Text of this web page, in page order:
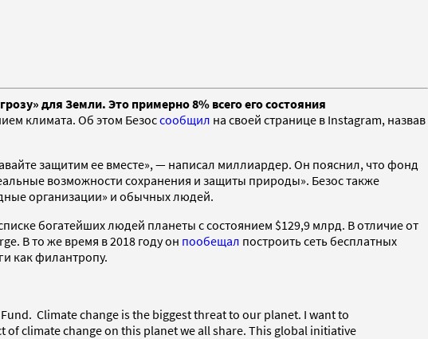
для Земли. Это примерно 8% всего его состояния
климата. Об этом Безоссообщил на своей странице в Instagram, назвав
защитим ее вместе», — написал миллиардер. Он пояснил, что фонд
возможности сохранения и защиты природы». Безос также
организации» и обычных людей.
богатейших людей планеты с состоянием $129,9 млрд. В отличие от
В то же время в 2018 году он пообещал построить сеть бесплатных
как филантропу.
Climate change is the biggest threat to our planet. I want to
climate change on this planet we all share. This global initiative